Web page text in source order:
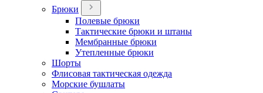
Брюки
Полевые брюки
Тактические брюки и штаны
Мембранные брюки
Утепленные брюки
Шорты
Флисовая тактическая одежда
Морские бушлаты